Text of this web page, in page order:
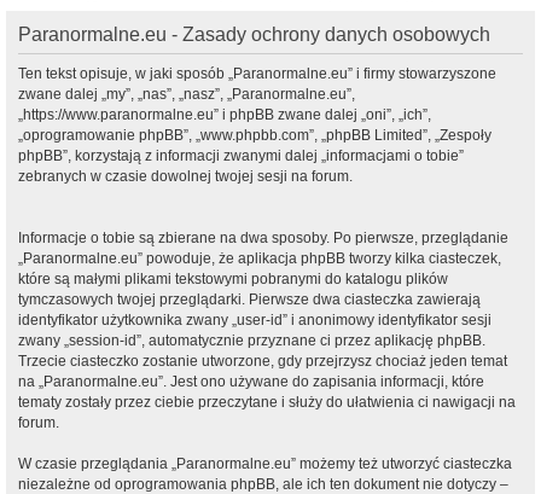
Paranormalne.eu - Zasady ochrony danych osobowych
Ten tekst opisuje, w jaki sposób „Paranormalne.eu” i firmy stowarzyszone
zwane dalej „my”, „nas”, „nasz”, „Paranormalne.eu”,
„https://www.paranormalne.eu” i phpBB zwane dalej „oni”, „ich”,
„oprogramowanie phpBB”, „www.phpbb.com”, „phpBB Limited”, „Zespoły
phpBB”, korzystają z informacji zwanymi dalej „informacjami o tobie”
zebranych w czasie dowolnej twojej sesji na forum.
Informacje o tobie są zbierane na dwa sposoby. Po pierwsze, przeglądanie
„Paranormalne.eu” powoduje, że aplikacja phpBB tworzy kilka ciasteczek,
które są małymi plikami tekstowymi pobranymi do katalogu plików
tymczasowych twojej przeglądarki. Pierwsze dwa ciasteczka zawierają
identyfikator użytkownika zwany „user-id” i anonimowy identyfikator sesji
zwany „session-id”, automatycznie przyznane ci przez aplikację phpBB.
Trzecie ciasteczko zostanie utworzone, gdy przejrzysz chociaż jeden temat
na „Paranormalne.eu”. Jest ono używane do zapisania informacji, które
tematy zostały przez ciebie przeczytane i służy do ułatwienia ci nawigacji na
forum.
W czasie przeglądania „Paranormalne.eu” możemy też utworzyć ciasteczka
niezależne od oprogramowania phpBB, ale ich ten dokument nie dotyczy –